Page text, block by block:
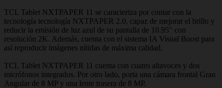
TCL Tablet NXTPAPER 11 se caracteriza por contar con la
tecnología tecnología NXTPAPER 2.0, capaz de mejorar el brillo y
reducir la emisión de luz azul de su pantalla de 10.95" con
resolución 2K. Además, cuenta con el sistema IA Visual Boost para
así reproducir imágenes nítidas de máxima calidad.
TCL Tablet NXTPAPER 11 cuenta con cuatro altavoces y dos
micrófonos integrados. Por otro lado, porta una cámara frontal Gran
Angular de 8 MP y una lente trasera de 8 MP.